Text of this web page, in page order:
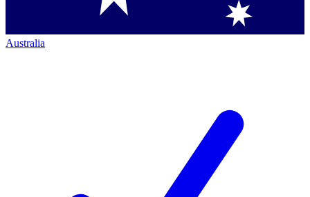
Australia